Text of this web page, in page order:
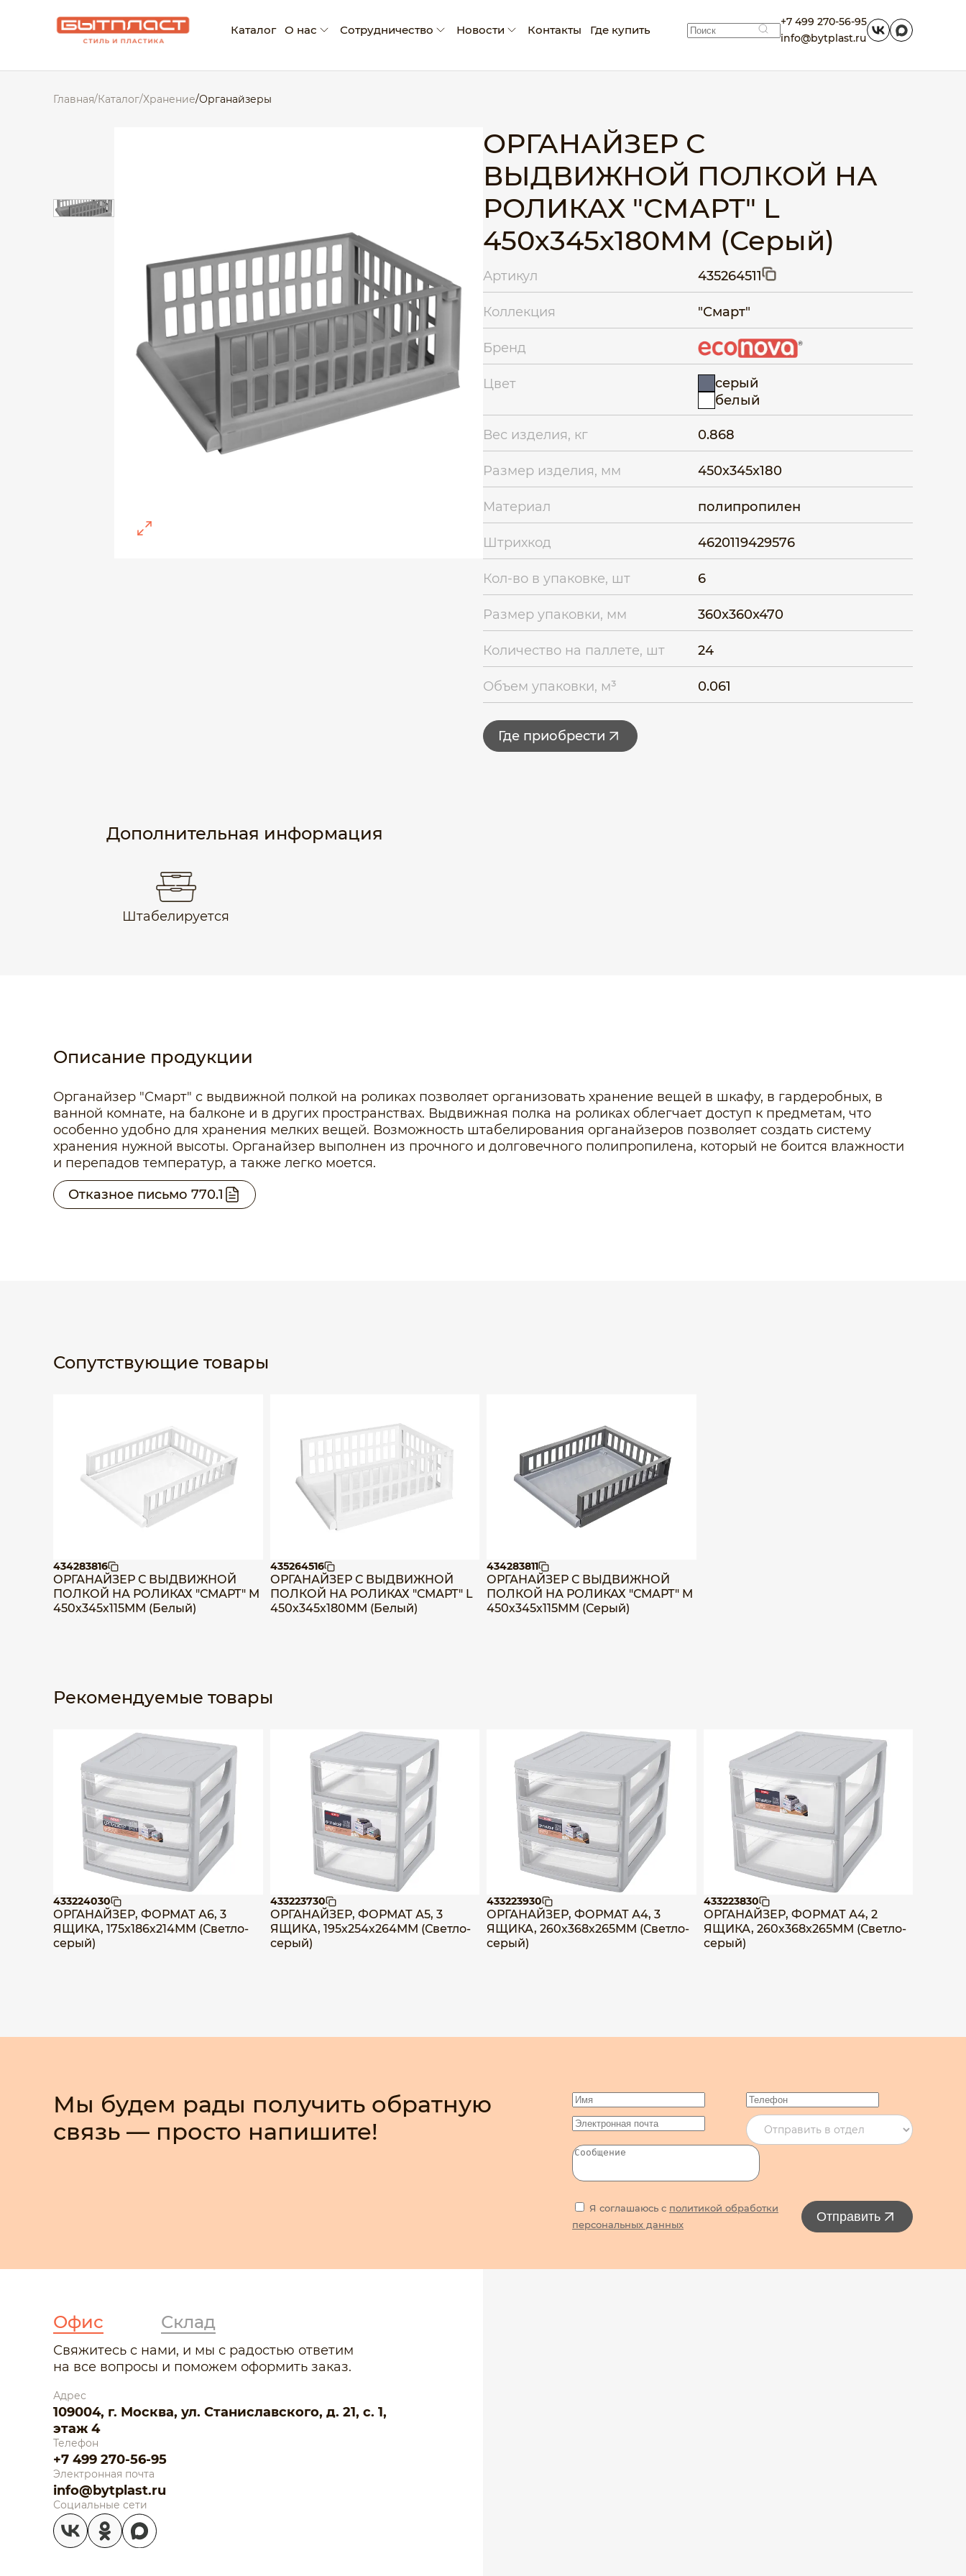
Каталог О нас
О компании
Сотрудничество
Условия сотрудничества
Экскурсия на производство
Новости
Новости
Контакты Где купить
+7 499 270-56-95
info@bytplast.ru
Главная/Каталог/Хранение/Органайзеры
ОРГАНАЙЗЕР С
ВЫДВИЖНОЙ ПОЛКОЙ НА
РОЛИКАХ "СМАРТ" L
450х345х180ММ (Серый)
Артикул 435264511
Коллекция "Смарт"
Бренд
Цвет
серый
белый
Вес изделия, кг 0.868
Размер изделия, мм 450x345x180
Материал полипропилен
Штрихкод 4620119429576
Кол-во в упаковке, шт 6
Размер упаковки, мм 360x360x470
Количество на паллете, шт 24
Объем упаковки, м³ 0.061
Где приобрести
Дополнительная информация
Штабелируется
Описание продукции
Органайзер "Смарт" с выдвижной полкой на роликах позволяет организовать хранение вещей в шкафу, в гардеробных, в
ванной комнате, на балконе и в других пространствах. Выдвижная полка на роликах облегчает доступ к предметам, что
особенно удобно для хранения мелких вещей. Возможность штабелирования органайзеров позволяет создать систему
хранения нужной высоты. Органайзер выполнен из прочного и долговечного полипропилена, который не боится влажности
и перепадов температур, а также легко моется.
Отказное письмо 770.1
Сопутствующие товары
434283816
ОРГАНАЙЗЕР С ВЫДВИЖНОЙ
ПОЛКОЙ НА РОЛИКАХ "СМАРТ" M
450х345х115ММ (Белый)
435264516
ОРГАНАЙЗЕР С ВЫДВИЖНОЙ
ПОЛКОЙ НА РОЛИКАХ "СМАРТ" L
450х345х180ММ (Белый)
434283811
ОРГАНАЙЗЕР С ВЫДВИЖНОЙ
ПОЛКОЙ НА РОЛИКАХ "СМАРТ" M
450х345х115ММ (Серый)
Рекомендуемые товары
433224030
ОРГАНАЙЗЕР, ФОРМАТ А6, 3
ЯЩИКА, 175х186х214ММ (Светло-
серый)
433223730
ОРГАНАЙЗЕР, ФОРМАТ А5, 3
ЯЩИКА, 195х254х264ММ (Светло-
серый)
433223930
ОРГАНАЙЗЕР, ФОРМАТ А4, 3
ЯЩИКА, 260х368х265ММ (Светло-
серый)
433223830
ОРГАНАЙЗЕР, ФОРМАТ А4, 2
ЯЩИКА, 260х368х265ММ (Светло-
серый)
Мы будем рады получить обратную
связь — просто напишите!
Я соглашаюсь с политикой обработки
персональных данных
Отправить
Офис Склад
Свяжитесь с нами, и мы с радостью ответим
на все вопросы и поможем оформить заказ.
Адрес
109004, г. Москва, ул. Станиславского, д. 21, с. 1,
этаж 4
Телефон
+7 499 270-56-95
Электронная почта
info@bytplast.ru
Социальные сети